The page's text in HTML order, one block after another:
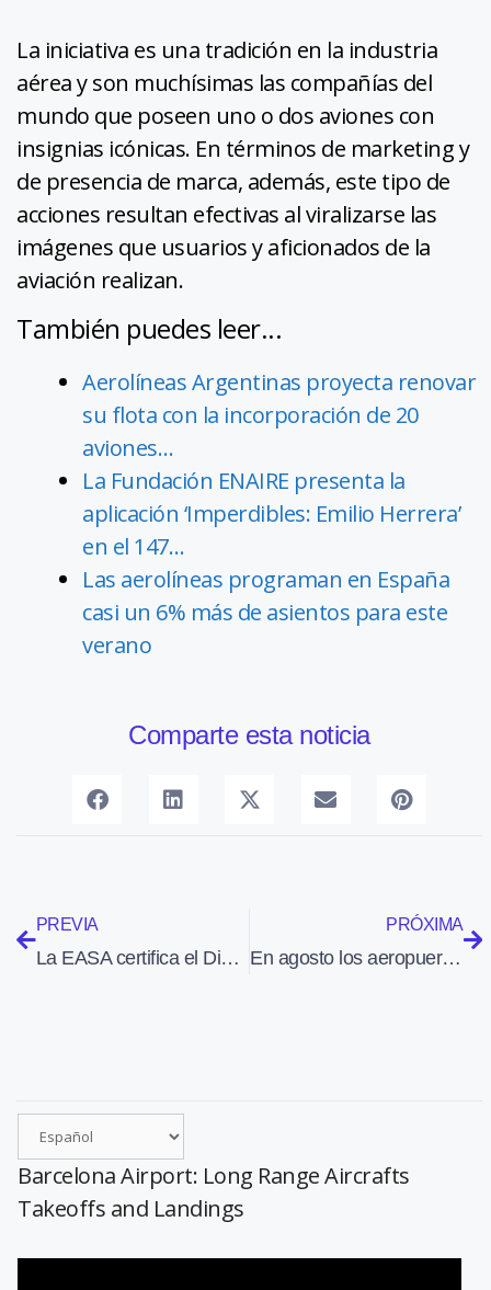
La iniciativa es una tradición en la industria
aérea y son muchísimas las compañías del
mundo que poseen uno o dos aviones con
insignias icónicas. En términos de marketing y
de presencia de marca, además, este tipo de
acciones resultan efectivas al viralizarse las
imágenes que usuarios y aficionados de la
aviación realizan.
También puedes leer...
Aerolíneas Argentinas proyecta renovar
su flota con la incorporación de 20
aviones…
La Fundación ENAIRE presenta la
aplicación ‘Imperdibles: Emilio Herrera’
en el 147…
Las aerolíneas programan en España
casi un 6% más de asientos para este
verano
Comparte esta noticia
PREVIA
La EASA certifica el Diamond Aircraft DA50 RG con capacidad para cinco personas
PRÓXIMA
En agosto los aeropuertos de Aena registraron 8,95 millones pasajeros
Barcelona Airport: Long Range Aircrafts
Takeoffs and Landings